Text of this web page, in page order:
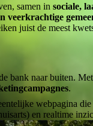
samen in sociale,
veerkrachtige
juist de meest
bank naar buiten.
.
webpagina
en realtime